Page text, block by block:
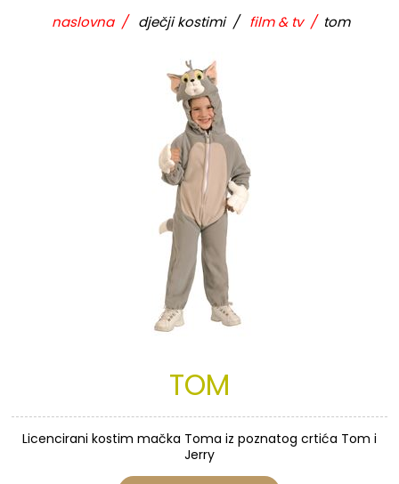
naslovna / dječji kostimi / film & tv / tom
TOM
Licencirani kostim mačka Toma iz poznatog crtića Tom i
Jerry